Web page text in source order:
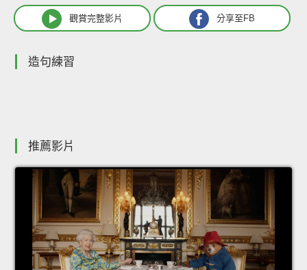
觀賞完整影片 分享至FB
造句練習
推薦影片